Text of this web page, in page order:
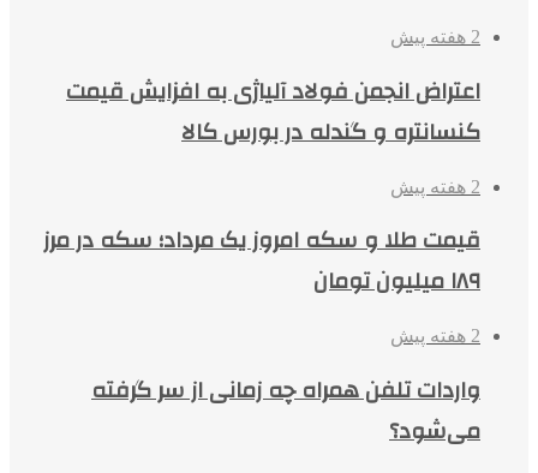
2 هفته پیش
اعتراض انجمن فولاد آلیاژی به افزایش قیمت
کنسانتره و گندله در بورس کالا
2 هفته پیش
قیمت طلا و سکه امروز یک مرداد؛ سکه در مرز
۱۸۹ میلیون تومان
2 هفته پیش
واردات تلفن همراه چه زمانی از سر گرفته
می‌شود؟